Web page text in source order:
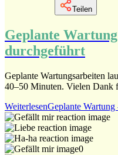
Teilen
Geplante
durchgeführt
Geplante Wartungsarbeiten
40–50 Minuten. Vielen Dank
WeiterlesenGeplante
0